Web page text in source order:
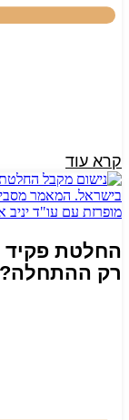
קרא עוד
החלטת פקיד
רק ההתחלה?